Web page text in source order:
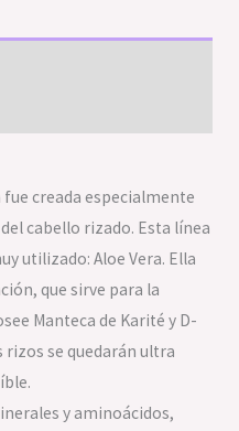
fue creada especialmente
cabello rizado. Esta línea
utilizado: Aloe Vera. Ella
que sirve para la
Manteca de Karité y D-
rizos se quedarán ultra
y aminoácidos,